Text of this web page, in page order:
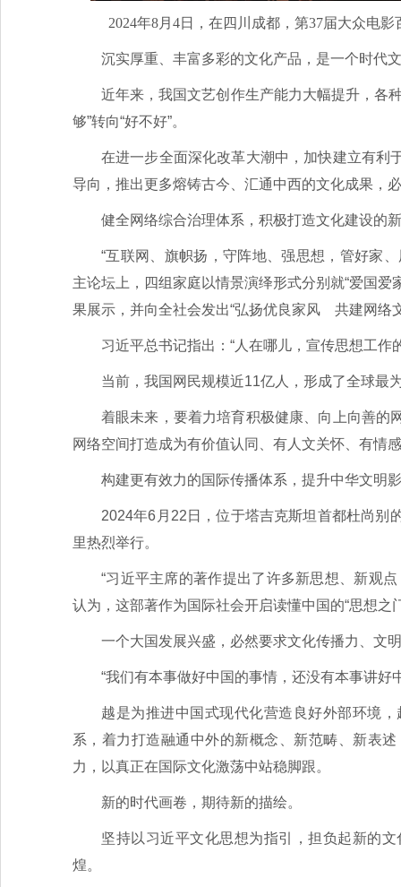
2024年8月4日，在四川成都，第37届大众电
沉实厚重、丰富多彩的文化产品，是一个时代
近年来，我国文艺创作生产能力大幅提升，各
够”转向“好不好”。
在进一步全面深化改革大潮中，加快建立有利
导向，推出更多熔铸古今、汇通中西的文化成果，
健全网络综合治理体系，积极打造文化建设
“互联网、旗帜扬，守阵地、强思想，管好家
主论坛上，四组家庭以情景演绎形式分别就“爱国爱
果展示，并向全社会发出“弘扬优良家风 共建网络
习近平总书记指出：“人在哪儿，宣传思想工作
当前，我国网民规模近11亿人，形成了全球最
着眼未来，要着力培育积极健康、向上向善的
网络空间打造成为有价值认同、有人文关怀、有情
构建更有效力的国际传播体系，提升中华文
2024年6月22日，位于塔吉克斯坦首都杜尚别
里热烈举行。
“习近平主席的著作提出了许多新思想、新观
认为，这部著作为国际社会开启读懂中国的“思想之
一个大国发展兴盛，必然要求文化传播力、文
“我们有本事做好中国的事情，还没有本事讲
越是为推进中国式现代化营造良好外部环境
系，着力打造融通中外的新概念、新范畴、新表
力，以真正在国际文化激荡中站稳脚跟。
新的时代画卷，期待新的描绘。
坚持以习近平文化思想为指引，担负起新的
煌。